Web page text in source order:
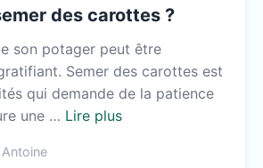
des carottes ?
son potager peut être
Semer des carottes est
qui demande de la patience
une … Lire plus
Antoine